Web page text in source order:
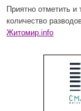
Приятно отметить
количество
Житомир.info